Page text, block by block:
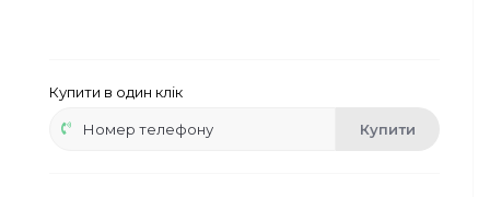
Купити в один клік
Купити